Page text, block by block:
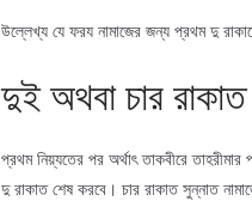
উল্লেখ্য যে ফরয নামাজের জন্য প্রথম দু
দুই অথবা চার
প্রথম নিয়্যতের পর অর্থাৎ তাকবীরে
দু রাকাত শেষ করবে। চার রাকাত সুন্নাত